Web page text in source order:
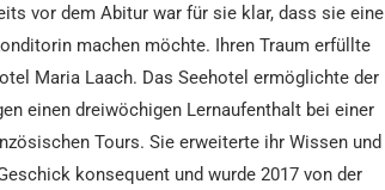
vor dem Abitur war für sie klar, dass sie eine
machen möchte. Ihren Traum erfüllte
Maria Laach. Das Seehotel ermöglichte der
einen dreiwöchigen Lernaufenthalt bei einer
Tours. Sie erweiterte ihr Wissen und
konsequent und wurde 2017 von der